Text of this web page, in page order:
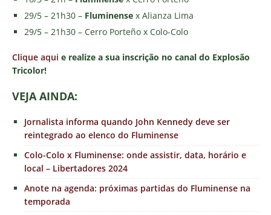
29/5 – 21h30 – Fluminense x Alianza Lima
29/5 – 21h30 – Cerro Porteño x Colo-Colo
Clique aqui e realize a sua inscrição no canal do Explosão
Tricolor!
VEJA AINDA:
Jornalista informa quando John Kennedy deve ser
reintegrado ao elenco do Fluminense
Colo-Colo x Fluminense: onde assistir, data, horário e
local – Libertadores 2024
Anote na agenda: próximas partidas do Fluminense na
temporada